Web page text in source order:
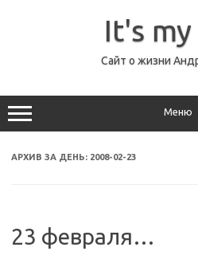
It's
Сайт о жизни
Меню
АРХИВ ЗА ДЕНЬ: 2008-02-23
23 февраля…